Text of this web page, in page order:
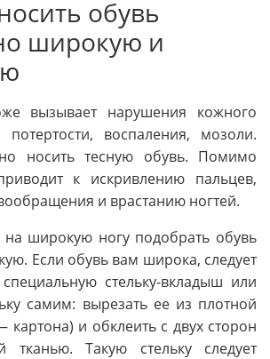
обувь
широкую и
вызывает нарушения кожного
воспаления, мозоли.
носить тесную обувь. Помимо
к искривлению пальцев,
и врастанию ногтей.
на широкую ногу подобрать обувь
Если обувь вам широка, следует
стельку-вкладыш или
самим: вырезать ее из плотной
и обклеить с двух сторон
тканью. Такую стельку следует